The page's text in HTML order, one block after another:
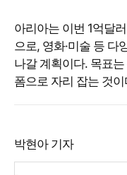
아리아는 이번 1억달
으로, 영화·미술 등 다
나갈 계획이다. 목표
폼으로 자리 잡는 것이
박현아 기자